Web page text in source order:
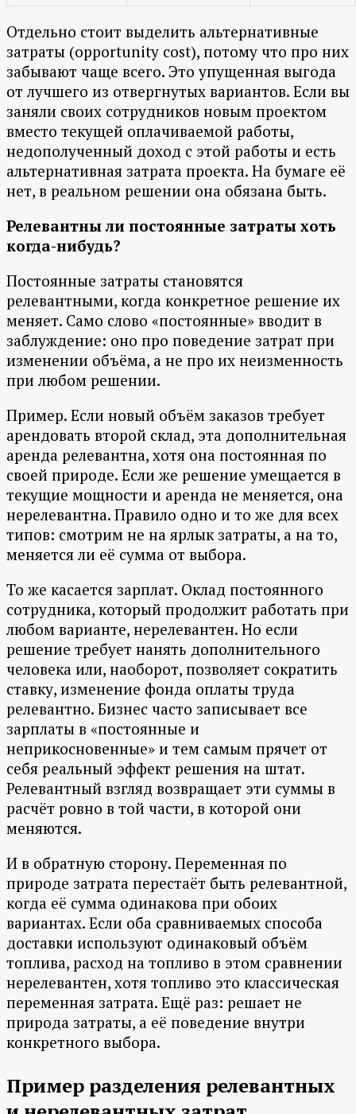
Отдельно стоит выделить альтернативные
затраты (opportunity cost), потому что про них
забывают чаще всего. Это упущенная выгода
от лучшего из отвергнутых вариантов. Если вы
заняли своих сотрудников новым проектом
вместо текущей оплачиваемой работы,
недополученный доход с этой работы и есть
альтернативная затрата проекта. На бумаге её
нет, в реальном решении она обязана быть.
Релевантны ли постоянные затраты хоть
когда-нибудь?
Постоянные затраты становятся
релевантными, когда конкретное решение их
меняет. Само слово «постоянные» вводит в
заблуждение: оно про поведение затрат при
изменении объёма, а не про их неизменность
при любом решении.
Пример. Если новый объём заказов требует
арендовать второй склад, эта дополнительная
аренда релевантна, хотя она постоянная по
своей природе. Если же решение умещается в
текущие мощности и аренда не меняется, она
нерелевантна. Правило одно и то же для всех
типов: смотрим не на ярлык затраты, а на то,
меняется ли её сумма от выбора.
То же касается зарплат. Оклад постоянного
сотрудника, который продолжит работать при
любом варианте, нерелевантен. Но если
решение требует нанять дополнительного
человека или, наоборот, позволяет сократить
ставку, изменение фонда оплаты труда
релевантно. Бизнес часто записывает все
зарплаты в «постоянные и
неприкосновенные» и тем самым прячет от
себя реальный эффект решения на штат.
Релевантный взгляд возвращает эти суммы в
расчёт ровно в той части, в которой они
меняются.
И в обратную сторону. Переменная по
природе затрата перестаёт быть релевантной,
когда её сумма одинакова при обоих
вариантах. Если оба сравниваемых способа
доставки используют одинаковый объём
топлива, расход на топливо в этом сравнении
нерелевантен, хотя топливо это классическая
переменная затрата. Ещё раз: решает не
природа затраты, а её поведение внутри
конкретного выбора.
Пример разделения релевантных